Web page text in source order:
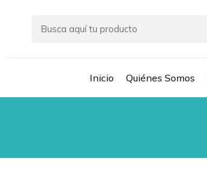
Inicio Quiénes Somos